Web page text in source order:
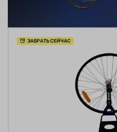
ЗАБРАТЬ СЕЙЧАС